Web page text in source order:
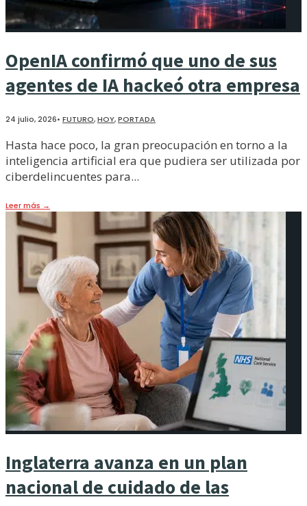
OpenIA confirmó que uno de sus
agentes de IA hackeó otra empresa
24 julio, 2026• FUTURO,HOY,PORTADA
Hasta hace poco, la gran preocupación en torno a la
inteligencia artificial era que pudiera ser utilizada por
ciberdelincuentes para...
Leer más →
Inglaterra avanza en un plan
nacional de cuidado de las